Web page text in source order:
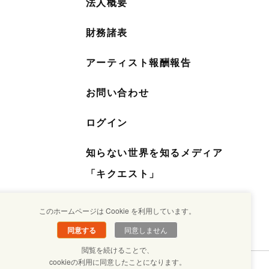
財務諸表
アーティスト報酬報告
お問い合わせ
ログイン
知らない世界を知るメディア
「キクエスト」
このホームページは Cookie を利用しています。
同意する
同意しません
閲覧を続けることで、
cookieの利用に同意したことになります。